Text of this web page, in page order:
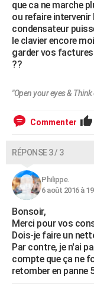
que ca ne marche
ou refaire intervenir
condensateur
le clavier encore
garder vos
??
"Open your eyes &
Commenter
RÉPONSE 3 / 3
Philippe.
6 août 2016 à
Bonsoir,
Merci pour vos
Dois-je faire un
Par contre, je n'ai
compte que ça ne
retomber en panne